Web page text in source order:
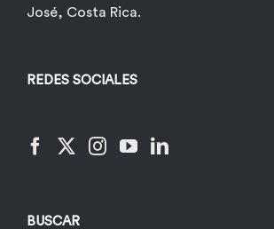
José, Costa Rica.
REDES SOCIALES
BUSCAR